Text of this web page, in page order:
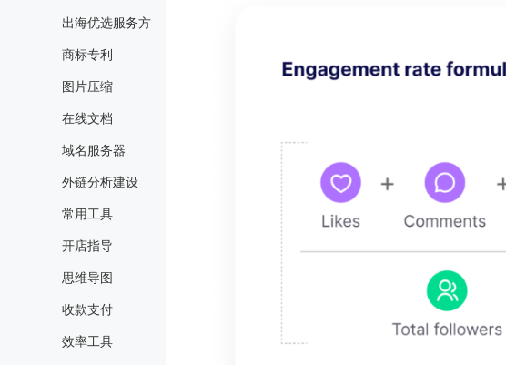
出海优选服务方
商标专利
图片压缩
在线文档
域名服务器
外链分析建设
常用工具
开店指导
思维导图
收款支付
效率工具